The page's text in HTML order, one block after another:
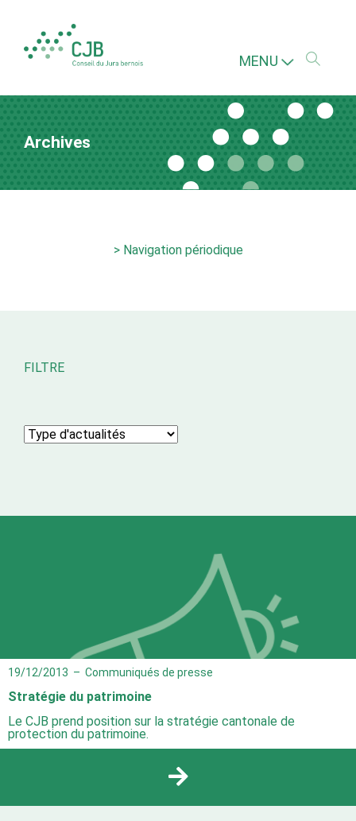
MENU
Archives
> Navigation périodique
FILTRE
19/12/2013 – Communiqués de presse
Stratégie du patrimoine
Le CJB prend position sur la stratégie cantonale de
protection du patrimoine.